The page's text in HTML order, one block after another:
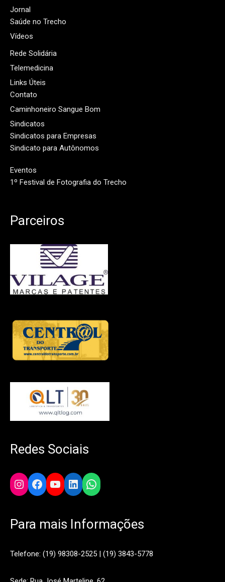
Jornal
Saúde no Trecho
Vídeos
Rede Solidária
Telemedicina
Links Úteis
Contato
Caminhoneiro Sangue Bom
Sindicatos
Sindicatos para Empresas
Sindicato para Autônomos
Eventos
1º Festival de Fotografia do Trecho
Parceiros
Redes Sociais
Instagram
Facebook
YouTube
LinkedIn
WhatsApp
Para mais Informações
Telefone: (19) 98308-2525 | (19) 3843-5778